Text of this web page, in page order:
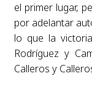
el primer lugar,
por adelantar
lo que la
Rodríguez y
Calleros y